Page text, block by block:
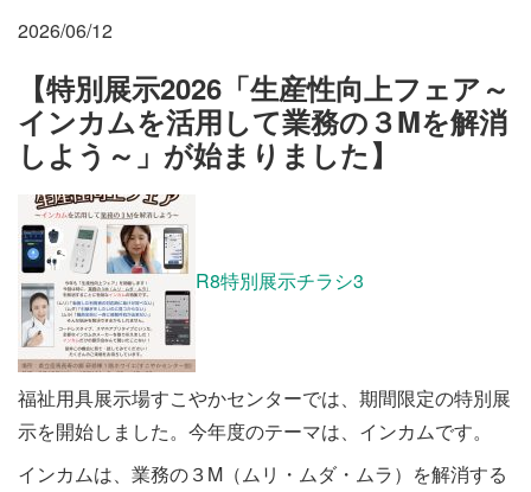
施設・料金
アクセス
2026/06/12
【特別展示2026「生産性向上フェア～
インカムを活用して業務の３Mを解消
しよう～」が始まりました】
R8特別展示チラシ3
福祉用具展示場すこやかセンターでは、期間限定の特別展
示を開始しました。今年度のテーマは、インカムです。
インカムは、業務の３M（ムリ・ムダ・ムラ）を解消する